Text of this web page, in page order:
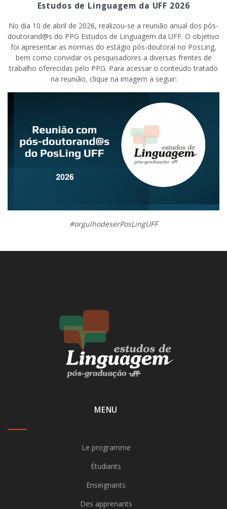
Estudos de Linguagem da UFF 2026
No dia 10 de abril de 2026, realizou-se a reunião anual dos pós-
doutorand@s do PPG Estudos de Linguagem da UFF. O objetivo
foi apresentar as normas do estágio pós-doutoral no PosLing,
bem como convidar os pesquisadores a diversas frentes de
trabalho oferecidas pelo PPG. Para acessar o conteúdo tratado
na reunião, clique na imagem a seguir:
#orgulhodeserPosLingUFF
MENU
Le programme
Étudiants
Enseignants
Des apprenants